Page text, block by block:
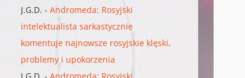
J.G.D. -Andromeda: Rosyjski
intelektualista sarkastycznie
komentuje najnowsze rosyjskie klęski,
problemy i upokorzenia